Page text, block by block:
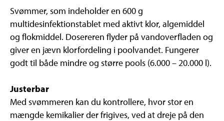
Svømmer, som indeholder en 600 g
multidesinfektionstablet med aktivt klor, algemiddel
og flokmiddel. Dosereren flyder på vandoverfladen og
giver en jævn klorfordeling i poolvandet. Fungerer
godt til både mindre og større pools (6.000 – 20.000 l).
Justerbar
Med svømmeren kan du kontrollere, hvor stor en
mængde kemikalier der frigives, ved at dreje på den